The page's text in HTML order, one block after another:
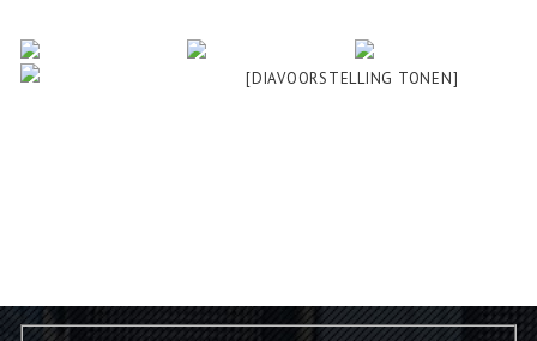
[DIAVOORSTELLING TONEN]